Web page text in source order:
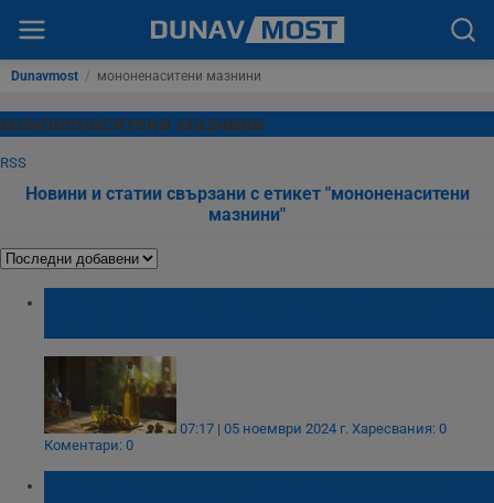
Dunavmost / мононенаситени мазнини
мононенаситени мазнини
RSS
Новини и статии свързани с етикет "мононенаситени
мазнини"
07:17 | 05 ноември 2024 г. Харесвания: 0
Коментари: 0